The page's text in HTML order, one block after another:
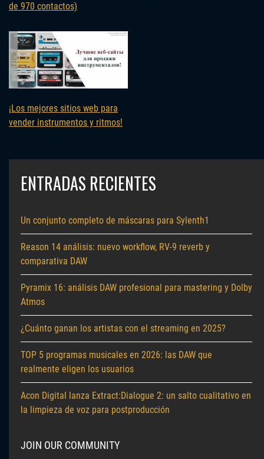
de 970 contactos)
¡Los mejores sitios web para
vender instrumentos y ritmos!
ENTRADAS RECIENTES
Un conjunto completo de máscaras para Sylenth1
Reason 14 análisis: nuevo workflow, RV-9 reverb y
comparativa DAW
Pyramix 16: análisis DAW profesional para mastering y Dolby
Atmos
¿Cuánto ganan los artistas con el streaming en 2025?
TOP 5 programas musicales en 2026: las DAW que
realmente eligen los usuarios
Acon Digital lanza Extract:Dialogue 2: un salto cualitativo en
la limpieza de voz para postproducción
JOIN OUR COMMUNITY